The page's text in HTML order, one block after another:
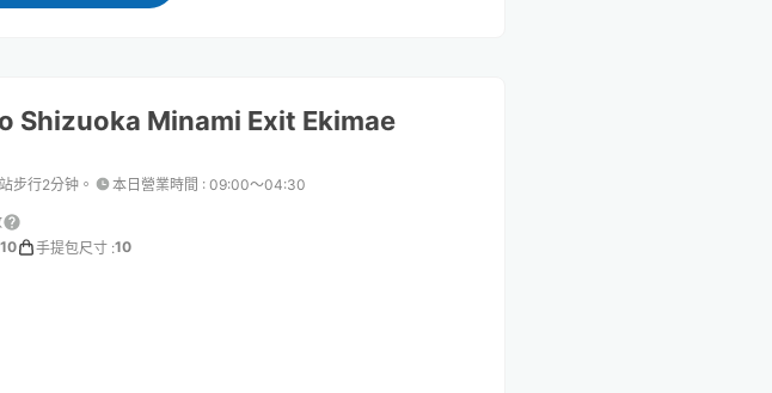
Shizuoka Minami Exit Ekimae
步行2分钟。 本日營業時間 : 09:00〜04:30
10 手提包尺寸 :10